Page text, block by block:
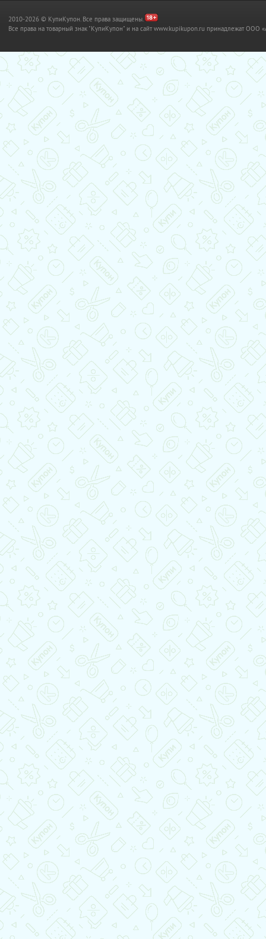
2010-2026 © КупиКупон. Все права защищены.
Все права на товарный знак "КупиКупон" и на сайт www.kupikupon.ru принадлежат